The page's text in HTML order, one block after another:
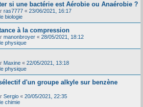
si une bactérie est Aérobie ou Anaérobie ?
ras7777 « 23/06/2021, 16:17
biologie
à la compression
manonbroyer « 28/05/2021, 18:12
physique
Maxine « 22/05/2021, 13:18
physique
d'un groupe alkyle sur benzène
Sergio « 20/05/2021, 22:35
chimie